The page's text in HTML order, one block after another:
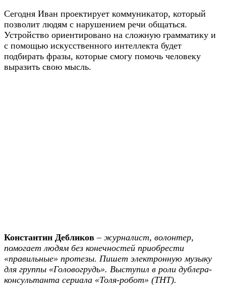
Сегодня Иван проектирует коммуникатор, который
позволит людям с нарушением речи общаться.
Устройство ориентировано на сложную грамматику и
с помощью искусственного интеллекта будет
подбирать фразы, которые смогу помочь человеку
выразить свою мысль.
Константин Дебликов –журналист, волонтер,
помогает людям без конечностей приобрести
«правильные» протезы. Пишет электронную музыку
для группы «Головогрудь». Выступил в роли дублера-
консультанта сериала «Толя-робот» (ТНТ).